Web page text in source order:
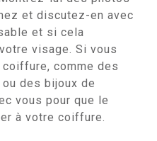
et discutez-en avec
et si cela
visage. Si vous
comme des
des bijoux de
vous pour que le
à votre coiffure.